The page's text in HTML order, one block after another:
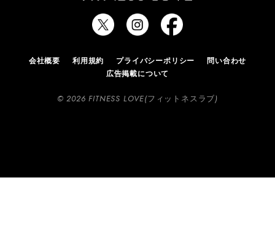
会社概要 利用規約 プライバシーポリシー
問い合わせ
広告掲載について
© 2026 FITNESS LOVE(フィットネスラブ)